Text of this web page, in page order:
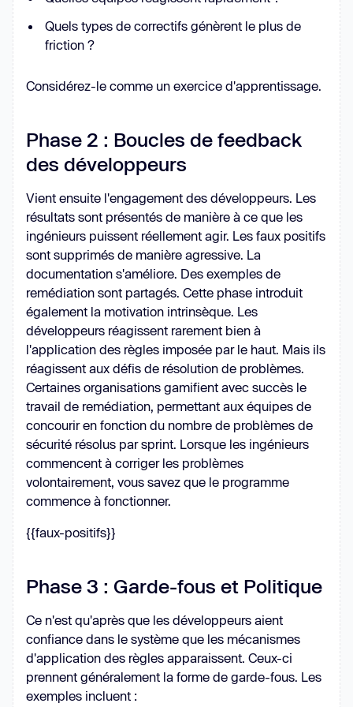
Quels types de correctifs génèrent le plus de
friction ?
Considérez-le comme un exercice d'apprentissage.
Phase 2 : Boucles de feedback
des développeurs
Vient ensuite l'engagement des développeurs. Les
résultats sont présentés de manière à ce que les
ingénieurs puissent réellement agir. Les faux positifs
sont supprimés de manière agressive. La
documentation s'améliore. Des exemples de
remédiation sont partagés. Cette phase introduit
également la motivation intrinsèque. Les
développeurs réagissent rarement bien à
l'application des règles imposée par le haut. Mais ils
réagissent aux défis de résolution de problèmes.
Certaines organisations gamifient avec succès le
travail de remédiation, permettant aux équipes de
concourir en fonction du nombre de problèmes de
sécurité résolus par sprint. Lorsque les ingénieurs
commencent à corriger les problèmes
volontairement, vous savez que le programme
commence à fonctionner.
{{faux-positifs}}
Phase 3 : Garde-fous et Politique
Ce n'est qu'après que les développeurs aient
confiance dans le système que les mécanismes
d'application des règles apparaissent. Ceux-ci
prennent généralement la forme de garde-fous. Les
exemples incluent :